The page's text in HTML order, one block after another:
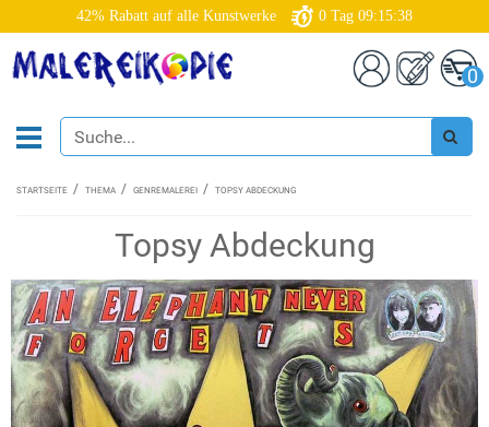
42% Rabatt auf alle Kunstwerke 0 Tag 09:15:37
0
STARTSEITE THEMA GENREMALEREI TOPSY ABDECKUNG
Topsy Abdeckung